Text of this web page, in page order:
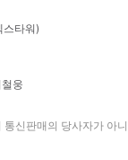
스타워)
웅
신판매의 당사자가 아